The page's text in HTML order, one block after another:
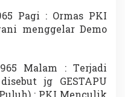
Pagi : Ormas PKI
menggelar Demo
Malam : Terjadi
jg GESTAPU